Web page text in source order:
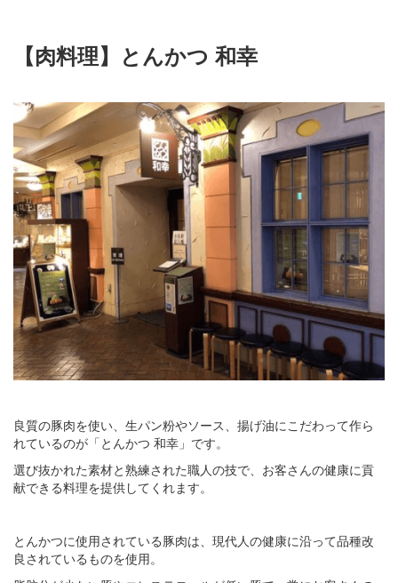
【肉料理】とんかつ 和幸
良質の豚肉を使い、生パン粉やソース、揚げ油にこだわって作ら
れているのが「とんかつ 和幸」です。
選び抜かれた素材と熟練された職人の技で、お客さんの健康に貢
献できる料理を提供してくれます。
とんかつに使用されている豚肉は、現代人の健康に沿って品種改
良されているものを使用。